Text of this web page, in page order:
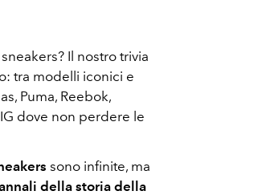
Il nostro trivia
tra modelli iconici e
Puma, Reebok,
dove non perdere le
sono infinite, ma
della storia della